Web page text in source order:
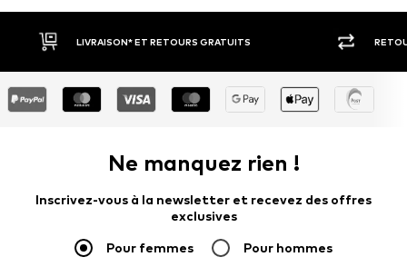
RETOUR SOUS 30 JOURS LARGE
Ne manquez rien !
Inscrivez-vous à la newsletter et recevez des offres
exclusives
Pour femmes Pour hommes